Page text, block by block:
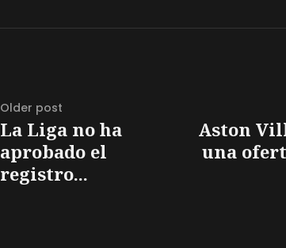
Older post
La Liga no ha
aprobado el
registro...
Aston
una